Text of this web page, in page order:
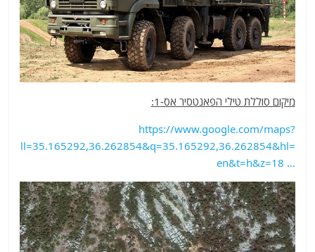
מיקום סוללת טילי הפאנטסיר אס-1:
https://www.google.com/maps?
ll=35.165292,36.262854&q=35.165292,36.262854&hl=
en&t=h&z=18 …